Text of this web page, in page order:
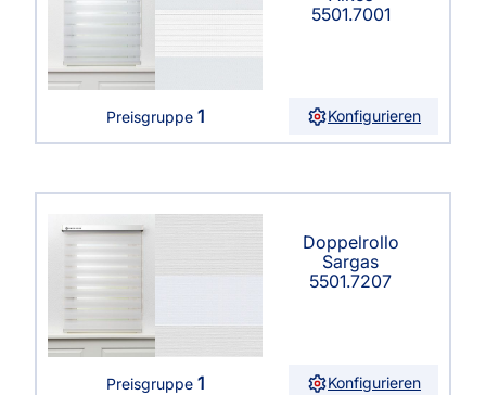
5501.7001
Preisgruppe 1 Konfigurieren
Doppelrollo
Sargas
5501.7207
Preisgruppe 1 Konfigurieren